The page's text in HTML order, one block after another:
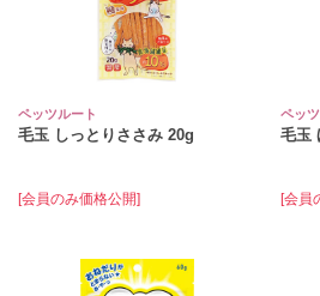
ペッツルート
毛玉 しっとりささみ 20g
[会員のみ価格公開]
ペッ
毛玉
[会員